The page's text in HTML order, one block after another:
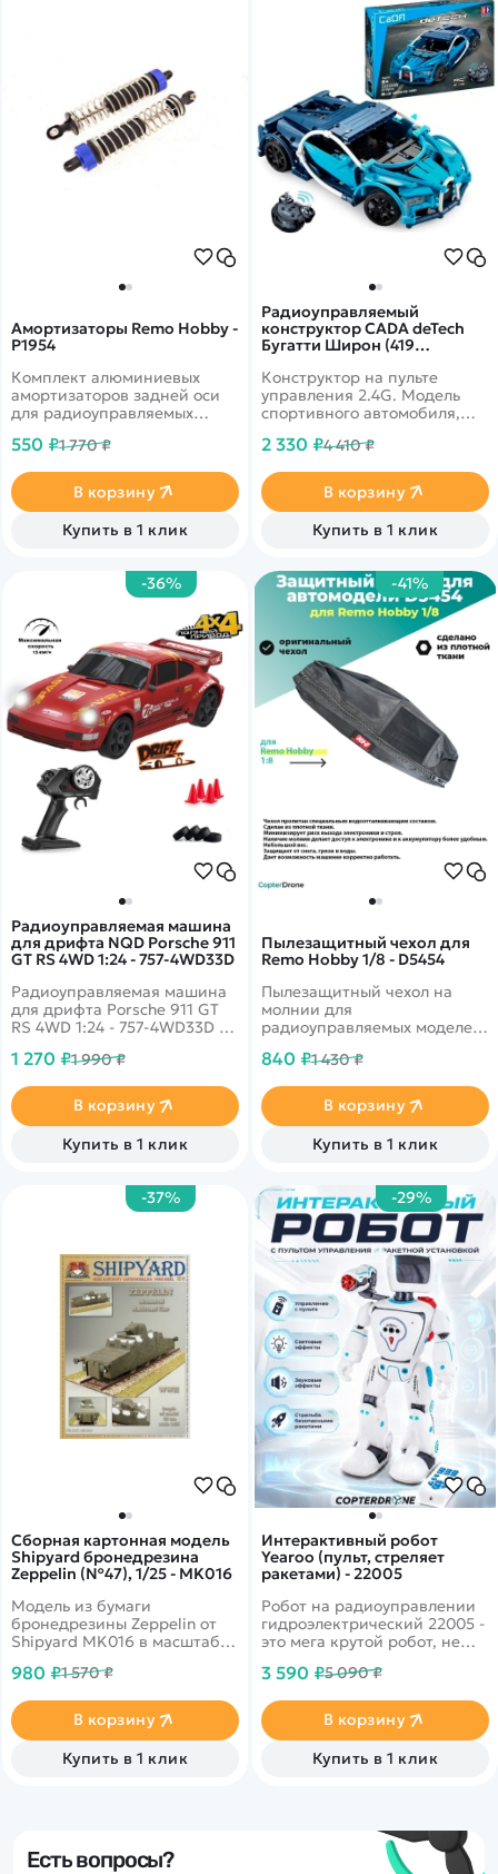
Амортизаторы Remo Hobby -
P1954
Комплект алюминиевых
амортизаторов задней оси
для радиоуправляемых
EX3 масштаба 1/10
550 ₽1 770 ₽
В корзину
Купить в 1 клик
Радиоуправляемый
конструктор CADA deTech
Бугатти Широн (419
Конструктор на пульте
управления 2.4G. Модель
спортивного автомобиля,
открывающиеся двери,
Конструктор подойдет для
детей любого возраста
2 330 ₽4 410 ₽
В корзину
Купить в 1 клик
-36%
Радиоуправляемая машина
для дрифта NQD Porsche 911
GT RS 4WD 1:24 - 757-4WD33D
Радиоуправляемая машина
для дрифта Porsche 911 GT
RS 4WD 1:24 - 757-4WD33D -
предназначена для дрифта.
1 270 ₽1 990 ₽
В корзину
Купить в 1 клик
-41%
Пылезащитный чехол для
Remo Hobby 1/8 - D5454
Пылезащитный чехол на
молнии для
радиоуправляемых моделей
Обеспечивает длительный
840 ₽1 430 ₽
В корзину
Купить в 1 клик
-37%
Сборная картонная модель
Shipyard бронедрезина
Zeppelin (№47), 1/25 - MK016
Модель из бумаги
бронедрезины Zeppelin от
Shipyard MK016 в масштабе
980 ₽1 570 ₽
В корзину
Купить в 1 клик
-29%
Интерактивный робот
Yearoo (пульт, стреляет
ракетами) - 22005
Робот на радиоуправлении
гидроэлектрический 22005 -
это мега крутой робот, не
никого, ребенок будет в
способностей. Поддержка
контроля жестов, (робот
будет реагировать в
соответствии с жестом),
световые и звуковые
эффекты. Полностью на
3 590 ₽5 090 ₽
В корзину
Купить в 1 клик
Есть вопросы?